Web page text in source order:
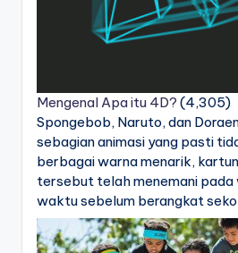
Mengenal Apa itu 4D? (4,305)
Spongebob, Naruto, dan
sebagian animasi yang pasti
berbagai warna menarik,
tersebut telah menemani pada
waktu sebelum berangkat